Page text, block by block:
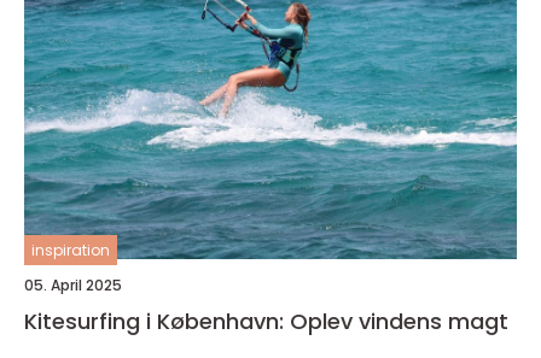
inspiration
05. April 2025
Kitesurfing i København: Oplev vindens magt